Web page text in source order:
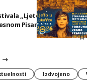
„Ljeto u Lukavcu“
Pisarović
Izdvojeno